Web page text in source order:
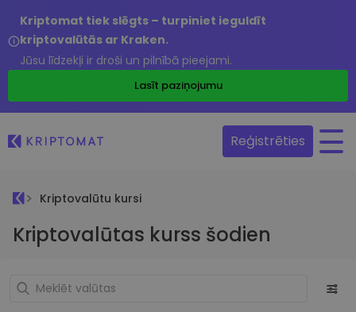
Kriptomat tiek slēgts – turpiniet ieguldīt
kriptovalūtās ar Kraken.
Jūsu līdzekļi ir droši un pilnībā pieejami.
Lasīt paziņojumu
Reģistrēties
Kriptovalūtu kursi
Kriptovalūtas kurss šodien